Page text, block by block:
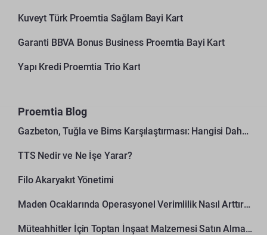
Kuveyt Türk Proemtia Sağlam Bayi Kart
Garanti BBVA Bonus Business Proemtia Bayi Kart
Yapı Kredi Proemtia Trio Kart
Proemtia Blog
Gazbeton, Tuğla ve Bims Karşılaştırması: Hangisi Daha Avantajlı?
TTS Nedir ve Ne İşe Yarar?
Filo Akaryakıt Yönetimi
Maden Ocaklarında Operasyonel Verimlilik Nasıl Arttırılır?
Müteahhitler İçin Toptan İnşaat Malzemesi Satın Alma Rehberi